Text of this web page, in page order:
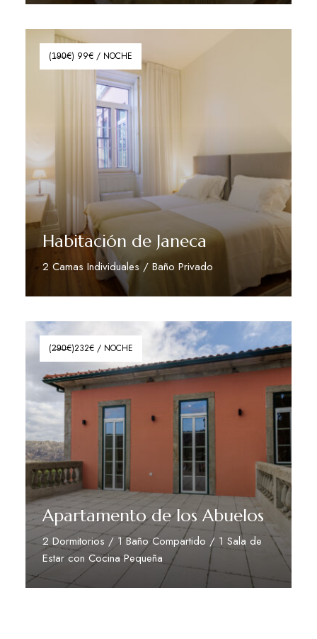
(1̶9̶0̶€) 99€ / NOCHE
Habitación de Janeca
2 Camas Individuales / Baño Privado
Ver Mais Detalhes
(2̶9̶0̶€)232€ / NOCHE
Apartamento de los Abuelos
2 Dormitorios / 1 Baño Compartido / 1 Sala de
Estar con Cocina Pequeña
Ver Mais Detalhes